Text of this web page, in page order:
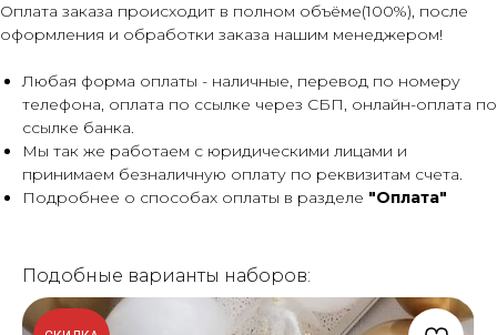
Оплата заказа происходит в полном объёме(100%), после
оформления и обработки заказа нашим менеджером!
Любая форма оплаты - наличные, перевод по номеру
телефона, оплата по ссылке через СБП, онлайн-оплата по
ссылке банка.
Мы так же работаем с юридическими лицами и
принимаем безналичную оплату по реквизитам счета.
Подробнее о способах оплаты в разделе "Оплата"
Подобные варианты наборов: